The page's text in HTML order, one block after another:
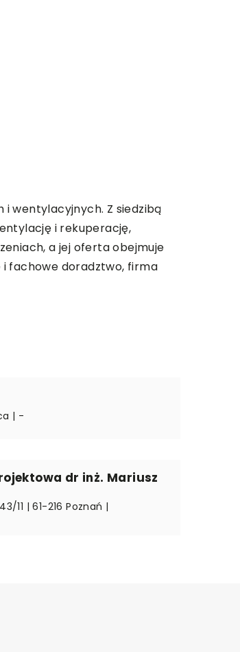
wentylacyjnych. Z siedzibą
i rekuperację,
a jej oferta obejmuje
fachowe doradztwo, firma
| -
dr inż. Mariusz
11 | 61-216 Poznań |